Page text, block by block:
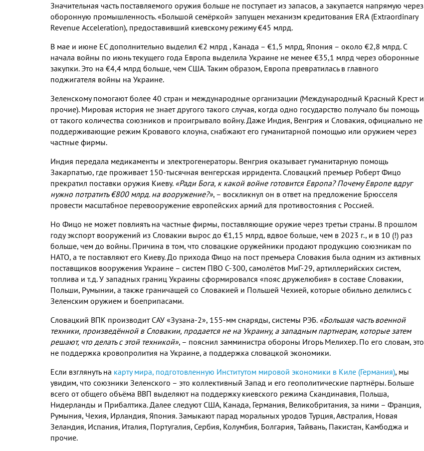
Значительная часть поставляемого оружия больше не поступает из запасов, а закупается напрямую через
оборонную промышленность. «Большой семёркой» запущен механизм кредитования ERA (Extraordinary
Revenue Acceleration), предоставивший киевскому режиму €45 млрд.
В мае и июне ЕС дополнительно выделил €2 млрд , Канада – €1,5 млрд, Япония – около €2,8 млрд. С
начала войны по июнь текущего года Европа выделила Украине не менее €35,1 млрд через оборонные
закупки. Это на €4,4 млрд больше, чем США. Таким образом, Европа превратилась в главного
поджигателя войны на Украине.
Зеленскому помогают более 40 стран и международные организации (Международный Красный Крест и
прочие). Мировая история не знает другого такого случая, когда одно государство получало бы помощь
от такого количества союзников и проигрывало войну. Даже Индия, Венгрия и Словакия, официально не
поддерживающие режим Кровавого клоуна, снабжают его гуманитарной помощью или оружием через
частные фирмы.
Индия передала медикаменты и электрогенераторы. Венгрия оказывает гуманитарную помощь
Закарпатью, где проживает 150-тысячная венгерская ирридента. Словацкий премьер Роберт Фицо
прекратил поставки оружия Киеву. «Ради Бога, к какой войне готовится Европа?Почему Европе вдруг
нужно потратить €800 млрд. на вооружение?», – воскликнул он в ответ на предложение Брюсселя
провести масштабное перевооружение европейских армий для противостояния с Россией.
Но Фицо не может повлиять на частные фирмы, поставляющие оружие через третьи страны. В прошлом
году экспорт вооружений из Словакии вырос до €1,15 млрд, вдвое больше, чем в 2023 г., и в 10 (!) раз
больше, чем до войны. Причина в том, что словацкие оружейники продают продукцию союзникам по
НАТО, а те поставляют его Киеву. До прихода Фицо на пост премьера Словакия была одним из активных
поставщиков вооружения Украине – систем ПВО С-300, самолётов МиГ-29, артиллерийских систем,
топлива и т.д. У западных границ Украины сформировался «пояс дружелюбия» в составе Словакии,
Польши, Румынии, а также граничащей со Словакией и Польшей Чехией, которые обильно делились с
Зеленским оружием и боеприпасами.
Словацкий ВПК производит САУ «Зузана-2», 155-мм снаряды, системы РЭБ. «Большая часть военной
техники, произведённой в Словакии, продается не на Украину, а западным партнерам, которые затем
решают, что делать с этой техникой», – пояснил замминистра обороны Игорь Мелихер. По его словам, это
не поддержка кровопролития на Украине, а поддержка словацкой экономики.
Если взглянуть на карту мира, подготовленную Институтом мировой экономики в Киле (Германия), мы
увидим, что союзники Зеленского – это коллективный Запад и его геополитические партнёры. Больше
всего от общего объёма ВВП выделяют на поддержку киевского режима Скандинавия, Польша,
Нидерланды и Прибалтика. Далее следуют США, Канада, Германия, Великобритания, за ними – Франция,
Румыния, Чехия, Ирландия, Япония. Замыкают парад моральных уродов Турция, Австралия, Новая
Зеландия, Испания, Италия, Португалия, Сербия, Колумбия, Болгария, Тайвань, Пакистан, Камбоджа и
прочие.